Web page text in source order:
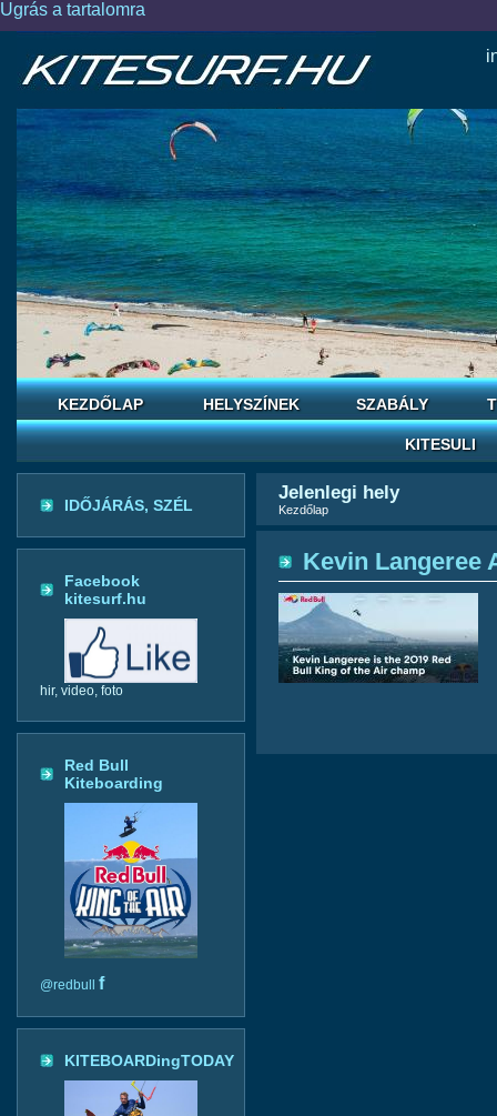
Ugrás a tartalomra
KEZDŐLAP HELYSZÍNEK SZABÁLY
KITESULI
IDŐJÁRÁS, SZÉL
Facebook
kitesurf.hu
hir, video, foto
Red Bull
Kiteboarding
@redbull f
KITEBOARDingTODAY
Jelenlegi hely
Kezdőlap
Kevin Langeree